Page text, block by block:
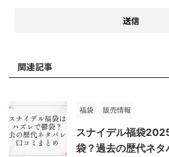
関連記事
福袋 販売情報
スナイデル福袋
袋？過去の歴代ネタ